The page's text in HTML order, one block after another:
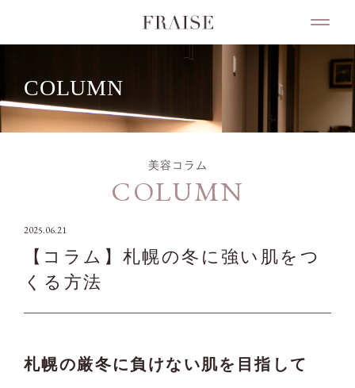
COLUMN
美容コラム
COLUMN
2025.06.21
【コラム】札幌の冬に強い肌をつ
くる方法
札幌の厳冬に負けない肌を目指して